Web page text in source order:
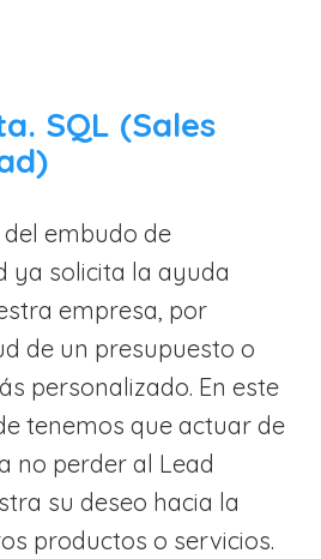
SQL (Sales
embudo de
ya solicita la ayuda
empresa, por
de un presupuesto o
personalizado. En este
tenemos que actuar de
no perder al Lead
su deseo hacia la
productos o servicios.